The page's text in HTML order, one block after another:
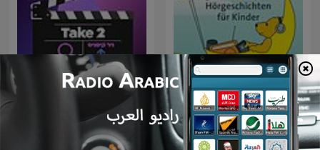
Ohrenbär Podcast
לוין